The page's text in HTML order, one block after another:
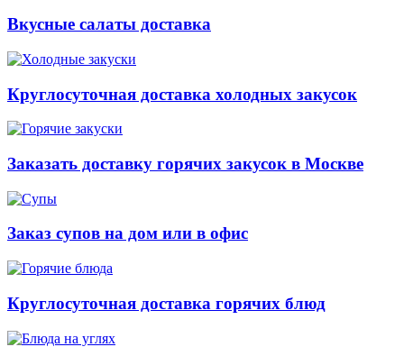
Вкусные салаты доставка
Круглосуточная доставка холодных закусок
Заказать доставку горячих закусок в Москве
Заказ супов на дом или в офис
Круглосуточная доставка горячих блюд